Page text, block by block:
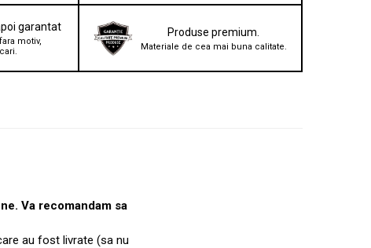
garantat
motiv,
Produse premium.
Materiale de cea mai buna calitate.
Va recomandam sa
au fost livrate (sa nu